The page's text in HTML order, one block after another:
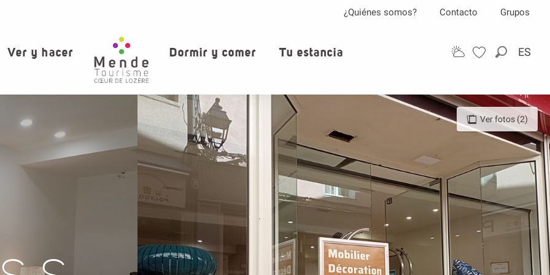
Buscar
ES
¿Quiénes somos? Contacto Grupos
Ver y hacer Dormir y comer Tu estancia
Ver fotos (2)